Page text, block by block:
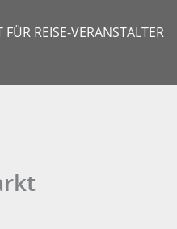
REISE-VERANSTALTER